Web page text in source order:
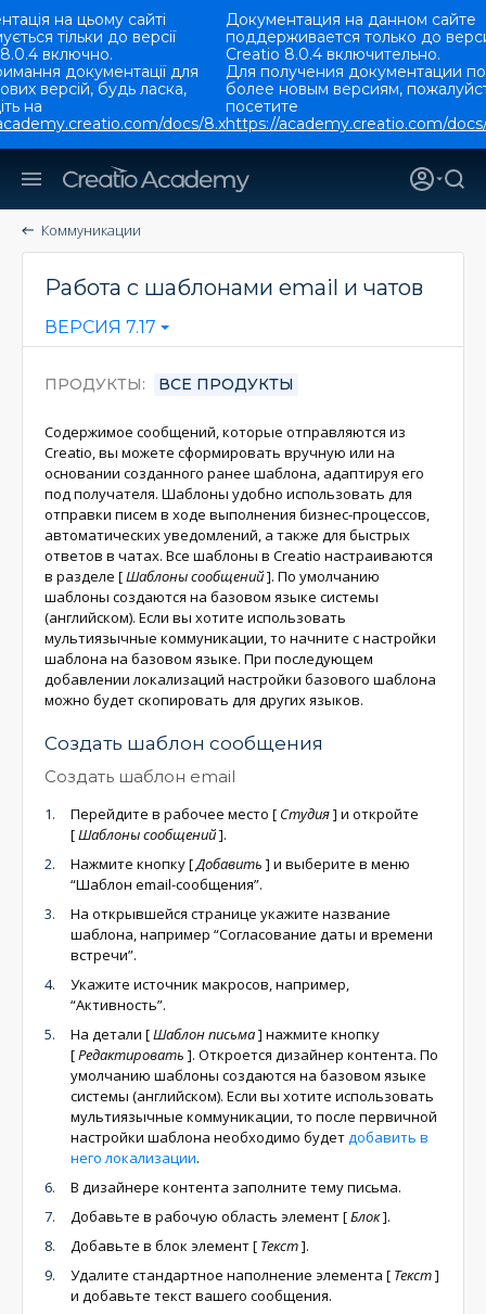
на цьому сайті
тільки до версії
включно.
документації для
версій, будь ласка,
на
docs/8.x
Документация на данном сайте
поддерживается только до
Creatio 8.0.4 включительно.
Для получения документации по
более новым версиям,
посетите
https://academy.creatio.com/
Коммуникации
Работа с шаблонами email и чатов
ВЕРСИЯ 7.17
ПРОДУКТЫ ВСЕ ПРОДУКТЫ
Содержимое сообщений, которые отправляются из
Creatio, вы можете сформировать вручную или на
основании созданного ранее шаблона, адаптируя его
под получателя. Шаблоны удобно использовать для
отправки писем в ходе выполнения бизнес-процессов,
автоматических уведомлений, а также для быстрых
ответов в чатах. Все шаблоны в Creatio настраиваются
в разделе [Шаблоны сообщений]. По умолчанию
шаблоны создаются на базовом языке системы
(английском). Если вы хотите использовать
мультиязычные коммуникации, то начните с настройки
шаблона на базовом языке. При последующем
добавлении локализаций настройки базового шаблона
можно будет скопировать для других языков.
Создать шаблон сообщения
Создать шаблон email
Перейдите в рабочее место [ Студия] и откройте
[Шаблоны сообщений].
Нажмите кнопку[Добавить ] и выберите в меню
“Шаблон email-сообщения”.
На открывшейся странице укажите название
шаблона, например “Согласование даты и времени
встречи”.
Укажите источник макросов, например,
“Активность”.
На детали [Шаблон письма] нажмите кнопку
[Редактировать ]. Откроется дизайнер контента. По
умолчанию шаблоны создаются на базовом языке
системы (английском). Если вы хотите использовать
мультиязычные коммуникации, то после первичной
настройки шаблона необходимо будетдобавить в
него локализации.
В дизайнере контента заполните тему письма.
Добавьте в рабочую область элемент[Блок].
Добавьте в блок элемент[ Текст].
Удалите стандартное наполнение элемента [ Текст]
и добавьте текст вашего сообщения.